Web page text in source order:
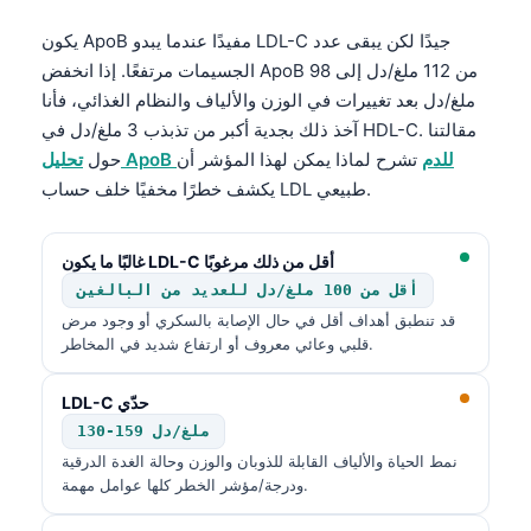
يكون ApoB مفيدًا عندما يبدو LDL-C جيدًا لكن يبقى عدد
الجسيمات مرتفعًا. إذا انخفض ApoB من 112 ملغ/دل إلى 98
ملغ/دل بعد تغييرات في الوزن والألياف والنظام الغذائي، فأنا
آخذ ذلك بجدية أكبر من تذبذب 3 ملغ/دل في HDL-C. مقالتنا
حول
تحليل ApoB للدم تشرح لماذا يمكن لهذا المؤشر أن
يكشف خطرًا مخفيًا خلف حساب LDL طبيعي.
غالبًا ما يكون LDL-C أقل من ذلك مرغوبًا
أقل من 100 ملغ/دل للعديد من البالغين
قد تنطبق أهداف أقل في حال الإصابة بالسكري أو وجود مرض
قلبي وعائي معروف أو ارتفاع شديد في المخاطر.
LDL-C حدّي
130-159 ملغ/دل
نمط الحياة والألياف القابلة للذوبان والوزن وحالة الغدة الدرقية
ودرجة/مؤشر الخطر كلها عوامل مهمة.